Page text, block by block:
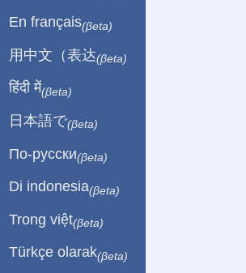
En français(βeta)
用中文（表达(βeta)
हिंदी में(βeta)
日本語で(βeta)
По-русски(βeta)
Di indonesia(βeta)
Trong việt(βeta)
Türkçe olarak(βeta)